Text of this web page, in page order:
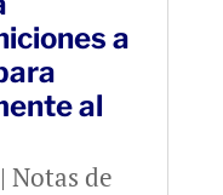
a
al
| Notas de